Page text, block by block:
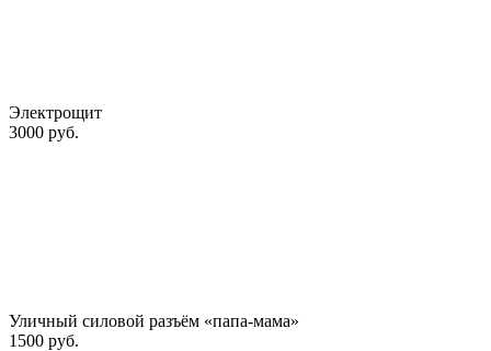
Электрощит
3000 руб.
Уличный силовой разъём «папа-мама»
1500 руб.